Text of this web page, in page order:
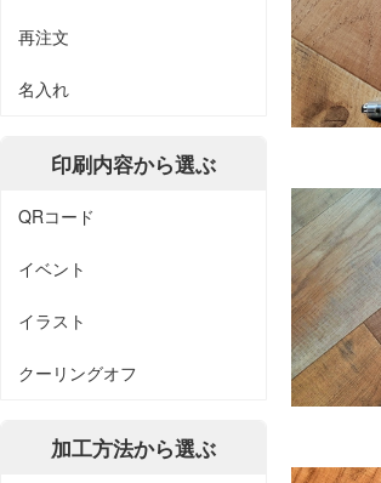
再注文
名入れ
印刷内容から選ぶ
QRコード
イベント
イラスト
クーリングオフ
加工方法から選ぶ